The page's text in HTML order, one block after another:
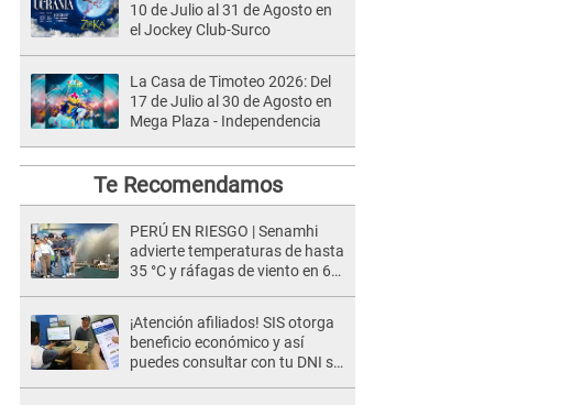
10 de Julio al 31 de Agosto en
el Jockey Club-Surco
La Casa de Timoteo 2026: Del
17 de Julio al 30 de Agosto en
Mega Plaza - Independencia
Te Recomendamos
PERÚ EN RIESGO | Senamhi
advierte temperaturas de hasta
35 °C y ráfagas de viento en 6
¡Atención afiliados! SIS otorga
beneficio económico y así
puedes consultar con tu DNI si